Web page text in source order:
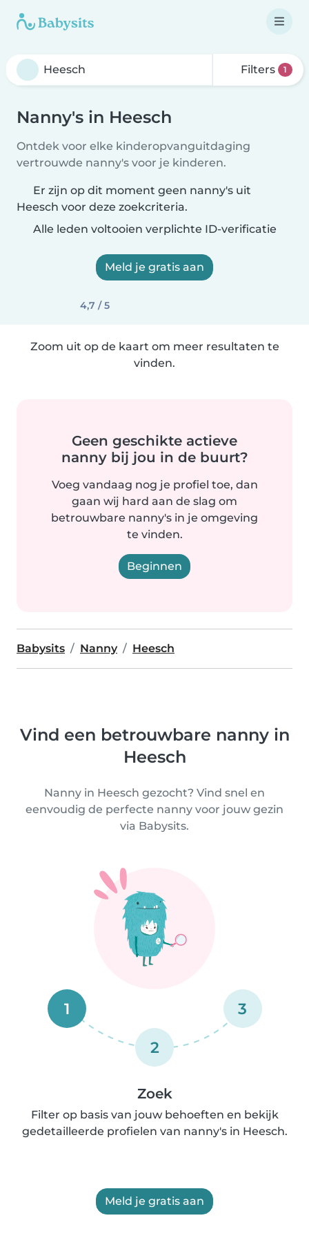
Filters 1
Nanny's in Heesch
Ontdek voor elke kinderopvanguitdaging
vertrouwde nanny's voor je kinderen.
Er zijn op dit moment geen nanny's uit
Heesch voor deze zoekcriteria.
Alle leden voltooien verplichte ID-verificatie
Meld je gratis aan
4,7 / 5
Zoom uit op de kaart om meer resultaten te
vinden.
Geen geschikte actieve
nanny bij jou in de buurt?
Voeg vandaag nog je profiel toe, dan
gaan wij hard aan de slag om
betrouwbare nanny's in je omgeving
te vinden.
Beginnen
Babysits Nanny Heesch
Vind een betrouwbare nanny in
Heesch
Nanny in Heesch gezocht? Vind snel en
eenvoudig de perfecte nanny voor jouw gezin
via Babysits.
1
2
3
Zoek
Filter op basis van jouw behoeften en bekijk
gedetailleerde profielen van nanny's in Heesch.
Meld je gratis aan